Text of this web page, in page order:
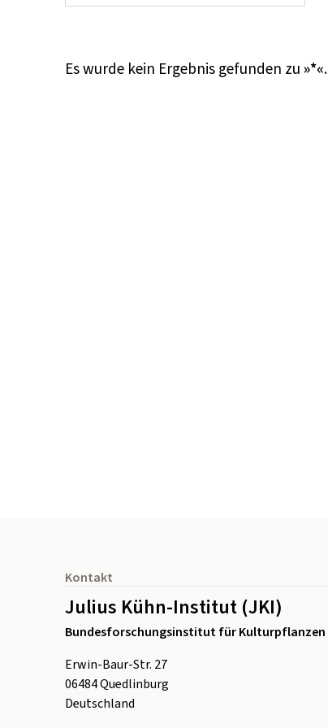
Es wurde kein Ergebnis gefunden zu»*«.
Kontakt
Julius Kühn-Institut (JKI)
Bundesforschungsinstitut für Kulturpflanzen
Erwin-Baur-Str. 27
06484Quedlinburg
Deutschland